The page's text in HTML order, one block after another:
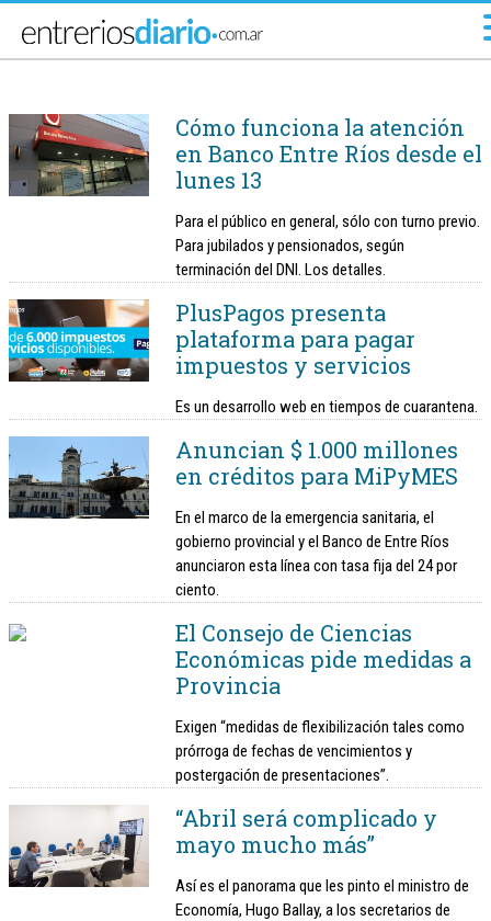
Cómo funciona la atención
en Banco Entre Ríos desde el
lunes 13
Para el público en general, sólo con turno previo.
Para jubilados y pensionados, según
terminación del DNI. Los detalles.
PlusPagos presenta
plataforma para pagar
impuestos y servicios
Es un desarrollo web en tiempos de cuarantena.
Anuncian $ 1.000 millones
en créditos para MiPyMES
En el marco de la emergencia sanitaria, el
gobierno provincial y el Banco de Entre Ríos
anunciaron esta línea con tasa fija del 24 por
ciento.
El Consejo de Ciencias
Económicas pide medidas a
Provincia
Exigen “medidas de flexibilización tales como
prórroga de fechas de vencimientos y
postergación de presentaciones”.
“Abril será complicado y
mayo mucho más”
Así es el panorama que les pinto el ministro de
Economía, Hugo Ballay, a los secretarios de